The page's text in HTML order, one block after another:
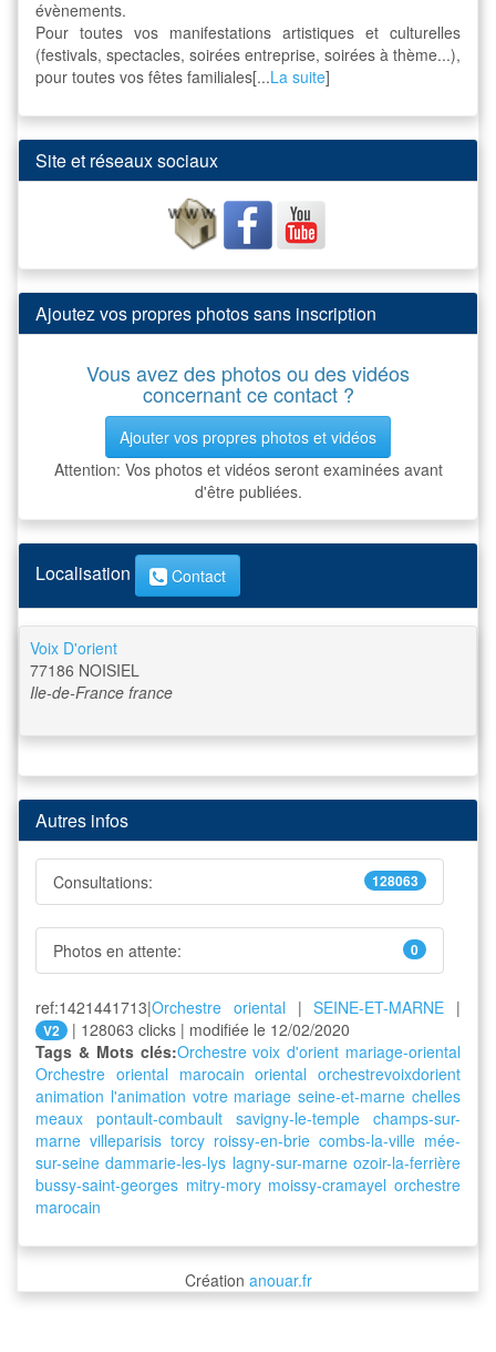
évènements.
Pour toutes vos manifestations artistiques et culturelles
(festivals, spectacles, soirées entreprise, soirées à thème...),
pour toutes vos fêtes familiales[...La suite]
Site et réseaux sociaux
Ajoutez vos propres photos sans inscription
Vous avez des photos ou des vidéos
concernant ce contact ?
Ajouter vos propres photos et vidéos
Attention: Vos photos et vidéos seront examinées avant
d'être publiées.
Localisation Contact
Voix D'orient
77186 NOISIEL
Ile-de-France france
Autres infos
Consultations: 128063
Photos en attente: 0
ref:1421441713|Orchestre oriental |SEINE-ET-MARNE |
V2
| 128063 clicks | modifiée le 12/02/2020
Tags & Mots clés:Orchestre voix d'orient mariage-oriental
Orchestre oriental marocain oriental orchestrevoixdorient
animation l'animation votre mariage seine-et-marne chelles
meaux pontault-combault savigny-le-temple champs-sur-
marne villeparisis torcy roissy-en-brie combs-la-ville mée-
sur-seine dammarie-les-lys lagny-sur-marne ozoir-la-ferrière
bussy-saint-georges mitry-mory moissy-cramayel orchestre
marocain
Création anouar.fr